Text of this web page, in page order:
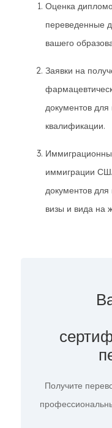
Оценка
переведенные
вашего
Заявки на
документов
квалификации.
иммиграции
документов
визы и вида на
Получите